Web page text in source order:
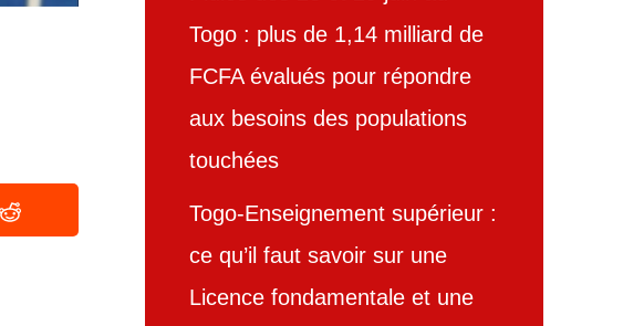
Togo : plus de 1,14 milliard de
FCFA évalués pour répondre
aux besoins des populations
touchées
Togo-Enseignement supérieur :
ce qu’il faut savoir sur une
Licence fondamentale et une